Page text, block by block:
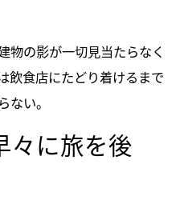
物の影が一切見当たらなく
飲食店にたどり着けるまで
い。
に旅を後